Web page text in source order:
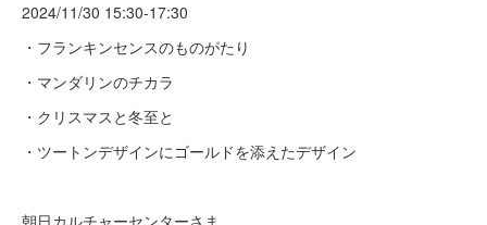
2024/11/30 15:30-17:30
・フランキンセンスのものがたり
・マンダリンのチカラ
・クリスマスと冬至と
・ツートンデザインにゴールドを添えたデザイン
朝日カルチャーセンターさま